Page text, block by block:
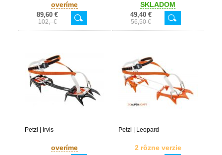
overíme
89,60 €
102,- €
SKLADOM
49,40 €
56,50 €
Petzl | Irvis
overíme
Petzl | Leopard
2 rôzne verzie